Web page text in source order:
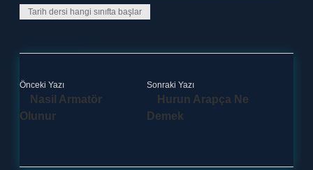
Tarih dersi hangi sınıfta başlar
Önceki Yazı
Nasil Armatör
Olunur
Sonraki Yazı
Hurun Arapça Ne
Demek